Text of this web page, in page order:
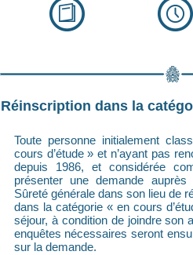
Réinscription dans la
Toute personne initialement
cours d’étude » et n’ayant pas
depuis 1986, et considérée
présenter une demande
Sûreté générale dans son lieu de
dans la catégorie « en cours
séjour, à condition de joindre son
enquêtes nécessaires seront
sur la demande.